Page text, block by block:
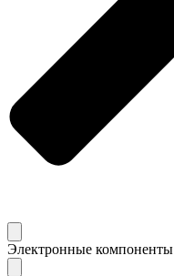
Электронные компоненты